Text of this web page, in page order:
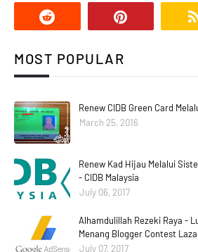
MOST POPULAR
Renew CIDB Green Card
March 25, 2016
Renew Kad Hijau Melalui
- CIDB Malaysia
July 06, 2017
Alhamdulillah Rezeki Raya -
Menang Blogger Contest
July 07, 2017